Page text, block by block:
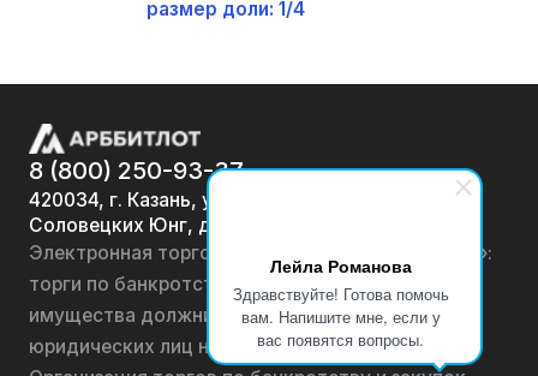
Лейла Романова
Здравствуйте! Готова помочь
вам. Напишите мне, если у
вас появятся вопросы.
размер доли: 1/4
8 (800) 250-93-37
420034, г. Казань, ул.
Соловецких Юнг, д. 7
Электронная торговая площадка «АРББИТЛОТ»:
торги по банкротству, лоты по продаже
имущества должников физических лиц и
юридических лиц на онлайн-аукционах.